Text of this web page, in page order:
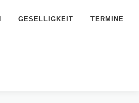
GESELLIGKEIT TERMINE